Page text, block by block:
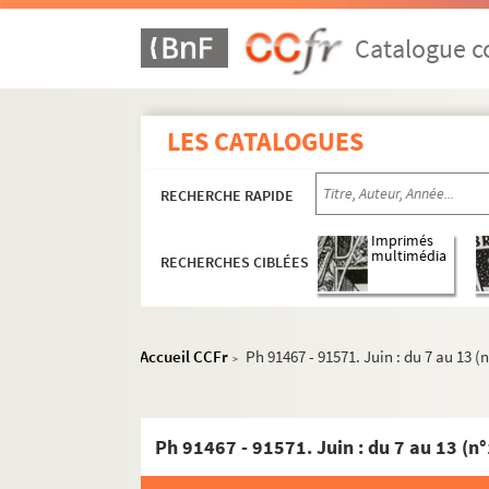
Catalogue
LES CATALOGUES
RECHERCHE RAPIDE
RECHERCHES CIBLÉES
Imprimés
multimédia
Accueil CCFr > Ph 91467 - 91571. Juin : du 7 au 13
Ph 91467 - 91571. Juin : du 7 au 13
1973
1974
1976
1977
Ph 88764 - 88901. Janvier : du 1er au 5
Ph 88984 - 89138. Janvier : du 15 au 20
Ph 89139 - 89347. Janvier : du 21 au 24